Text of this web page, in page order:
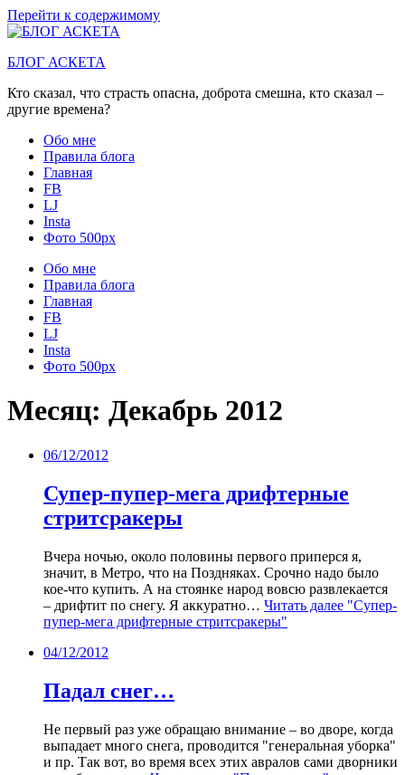
Перейти к содержимому
БЛОГ АСКЕТА
Кто сказал, что страсть опасна, доброта смешна, кто сказал –
другие времена?
Обо мне
Правила блога
Главная
FB
LJ
Insta
Фото 500px
Обо мне
Правила блога
Главная
FB
LJ
Insta
Фото 500px
Месяц: Декабрь 2012
06/12/2012
Супер-пупер-мега дрифтерные
стритсракеры
Вчера ночью, около половины первого приперся я,
значит, в Метро, что на Поздняках. Срочно надо было
кое-что купить. А на стоянке народ вовсю развлекается
– дрифтит по снегу. Я аккуратно… Читать далее "Супер-
пупер-мега дрифтерные стритсракеры"
04/12/2012
Падал снег…
Не первый раз уже обращаю внимание – во дворе, когда
выпадает много снега, проводится "генеральная уборка"
и пр. Так вот, во время всех этих авралов сами дворники